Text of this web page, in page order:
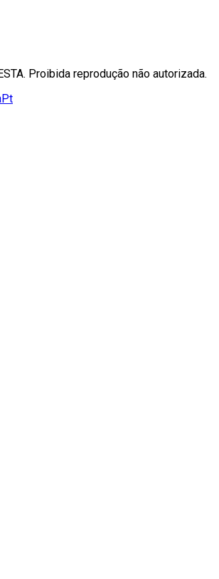
Proibida reprodução não autorizada.